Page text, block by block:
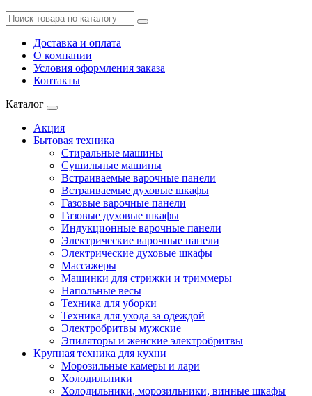
Доставка и оплата
О компании
Условия оформления заказа
Контакты
Каталог
Акция
Бытовая техника
Стиральные машины
Сушильные машины
Встраиваемые варочные панели
Встраиваемые духовые шкафы
Газовые варочные панели
Газовые духовые шкафы
Индукционные варочные панели
Электрические варочные панели
Электрические духовые шкафы
Массажеры
Машинки для стрижки и триммеры
Напольные весы
Техника для уборки
Техника для ухода за одеждой
Электробритвы мужские
Эпиляторы и женские электробритвы
Крупная техника для кухни
Морозильные камеры и лари
Холодильники
Холодильники, морозильники, винные шкафы